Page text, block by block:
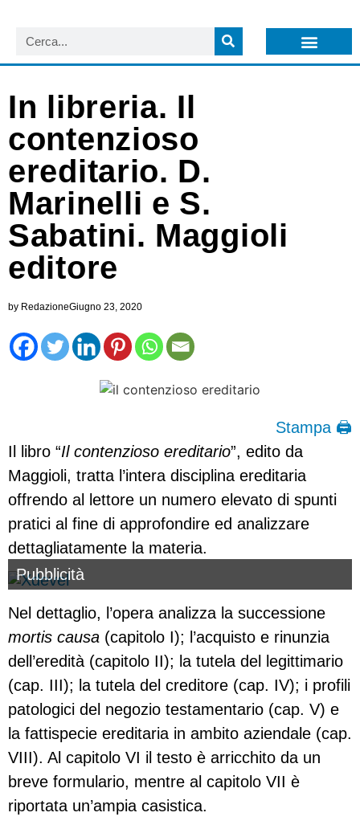
In libreria. Il
contenzioso
ereditario. D.
Marinelli e S.
Sabatini. Maggioli
editore
by RedazioneGiugno 23, 2020
Stampa 🖨
Il libro “Il contenzioso ereditario”, edito da
Maggioli, tratta l’intera disciplina ereditaria
offrendo al lettore un numero elevato di spunti
pratici al fine di approfondire ed analizzare
dettagliatamente la materia.
Pubblicità
Nel dettaglio, l’opera analizza la successione
mortis causa (capitolo I); l’acquisto e rinunzia
dell’eredità (capitolo II); la tutela del legittimario
(cap. III); la tutela del creditore (cap. IV); i profili
patologici del negozio testamentario (cap. V) e
la fattispecie ereditaria in ambito aziendale (cap.
VIII). Al capitolo VI il testo è arricchito da un
breve formulario, mentre al capitolo VII è
riportata un’ampia casistica.